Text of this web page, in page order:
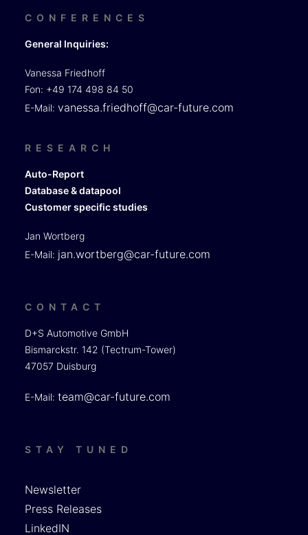
CONFERENCES
General Inquiries:
Vanessa Friedhoff
Fon: +49 174 498 84 50
E-Mail: vanessa.friedhoff@car-future.com
RESEARCH
Auto-Report
Database & datapool
Customer specific studies
Jan Wortberg
E-Mail: jan.wortberg@car-future.com
CONTACT
D+S Automotive GmbH
Bismarckstr. 142 (Tectrum-Tower)
47057 Duisburg
E-Mail: team@car-future.com
STAY TUNED
Newsletter
Press Releases
LinkedIN